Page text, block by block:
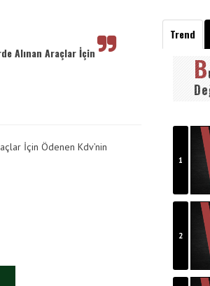
Alınan Araçlar İçin
İçin Ödenen Kdv’nin
Trend
B